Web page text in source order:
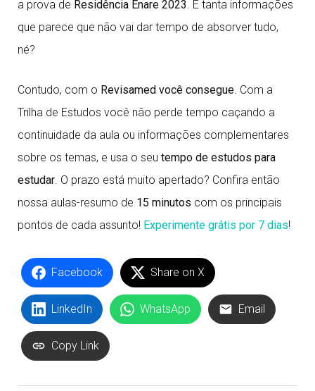
a prova de Residência Enare 2023. É tanta informações
que parece que não vai dar tempo de absorver tudo,
né?
Contudo, com o Revisamed você consegue. Com a
Trilha de Estudos você não perde tempo caçando a
continuidade da aula ou informações complementares
sobre os temas, e usa o seu tempo de estudos para
estudar. O prazo está muito apertado? Confira então
nossa aulas-resumo de 15 minutos com os principais
pontos de cada assunto! Experimente grátis por 7 dias!
Facebook Share on X
LinkedIn WhatsApp Email
Copy Link